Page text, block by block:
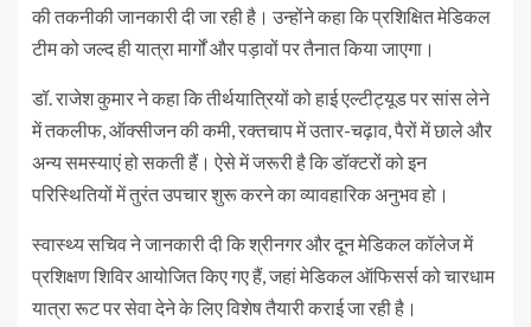
की तकनीकी जानकारी दी जा रही है। उन्होंने कहा कि प्रशिक्षित मेडिकल
टीम को जल्द ही यात्रा मार्गों और पड़ावों पर तैनात किया जाएगा।
डॉ. राजेश कुमार ने कहा कि तीर्थयात्रियों को हाई एल्टीट्यूड पर सांस लेने
में तकलीफ, ऑक्सीजन की कमी, रक्तचाप में उतार-चढ़ाव, पैरों में छाले और
अन्य समस्याएं हो सकती हैं। ऐसे में जरूरी है कि डॉक्टरों को इन
परिस्थितियों में तुरंत उपचार शुरू करने का व्यावहारिक अनुभव हो।
स्वास्थ्य सचिव ने जानकारी दी कि श्रीनगर और दून मेडिकल कॉलेज में
प्रशिक्षण शिविर आयोजित किए गए हैं, जहां मेडिकल ऑफिसर्स को चारधाम
यात्रा रूट पर सेवा देने के लिए विशेष तैयारी कराई जा रही है।